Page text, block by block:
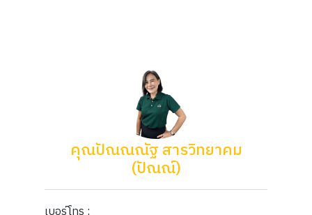
คุณปัณณณัฐ สารวิทยาคม
(ปัณณ์)